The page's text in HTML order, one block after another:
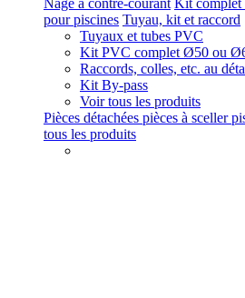
Nage à contre-courant Kit complet
pour piscines Tuyau, kit et raccord
Tuyaux et tubes PVC
Kit PVC complet Ø50 ou
Raccords, colles, etc. au
Kit By-pass
Voir tous les produits
Pièces détachées pièces à sceller
tous les produits